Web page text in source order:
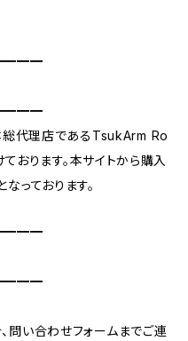
総代理店であるTsukArm Ro
ります。本サイトから購入
っております。
問い合わせフォームまでご連